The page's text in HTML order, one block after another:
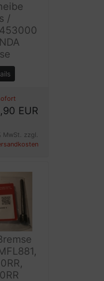
/
EUR
MwSt. zzgl.